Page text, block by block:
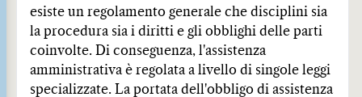
esiste un regolamento generale che disciplini sia
la procedura sia i diritti e gli obblighi delle parti
coinvolte. Di conseguenza, l'assistenza
amministrativa è regolata a livello di singole leggi
specializzate. La portata dell'obbligo di assistenza